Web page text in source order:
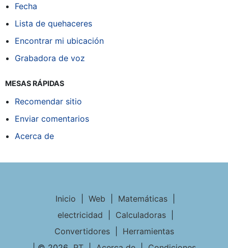
Fecha
Lista de quehaceres
Encontrar mi ubicación
Grabadora de voz
MESAS RÁPIDAS
Recomendar sitio
Enviar comentarios
Acerca de
Inicio Web Matemáticas
electricidad
Calculadoras
Convertidores
Herramientas